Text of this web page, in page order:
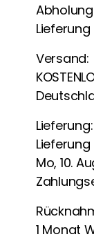
Versand:
Lieferung:
Mo, 10.
1 Monat